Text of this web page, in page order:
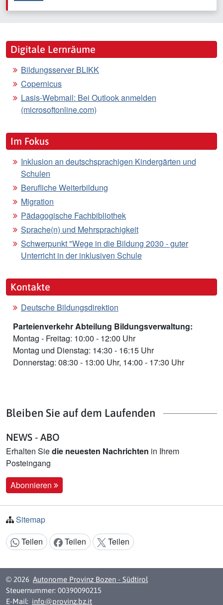
Digitale Lernräume
Bildungsserver BLIKK
Copernicus
Lasis-Webmail: Bei Outlook anmelden
(microsoftonline.com)
Im Fokus
Inklusion an deutschsprachigen Kindergärten und
Schulen
Berufliche Weiterbildung
Migration
Pädagogische Fachbibliothek
Sprache(n) und Mehrsprachigkeit
Schwerpunkt "Wege in die Bildung 2030 - guter
Unterricht in der inklusiven Schule
Kontakte
Deutsche Bildungsdirektion
Parteienverkehr Abteilung Bildungsverwaltung:
Montag - Freitag: 10:00 - 12:00 Uhr
Montag und Dienstag: 14:30 - 16:15 Uhr
Donnerstag: 08:30 - 13:00 Uhr, 14:00 - 17:30 Uhr
Bleiben Sie auf dem Laufenden
NEWS - ABO
Erhalten Siedie neuesten Nachrichten in Ihrem
Posteingang
Abonnieren
Sitemap
Inhalt teilen:
Teilen Teilen Teilen
© 2026 Autonome Provinz Bozen - Südtirol
Steuernummer: 00390090215
E-Mail: info@provinz.bz.it